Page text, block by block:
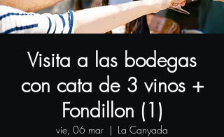
Visita a las bodegas
con cata de 3 vinos +
Fondillon (1)
vie, 06 mar
  |
La Canyada